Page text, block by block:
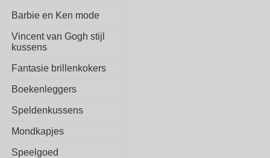
Barbie en Ken mode
Vincent van Gogh stijl
kussens
Fantasie brillenkokers
Boekenleggers
Speldenkussens
Mondkapjes
Speelgoed